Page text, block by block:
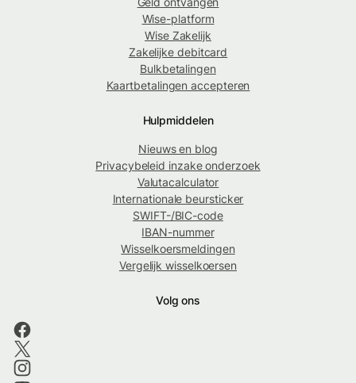
Wise-platform
Wise Zakelijk
Zakelijke debitcard
Bulkbetalingen
Kaartbetalingen accepteren
Hulpmiddelen
Nieuws en blog
Privacybeleid inzake onderzoek
Valutacalculator
Internationale beursticker
SWIFT-/BIC-code
IBAN-nummer
Wisselkoersmeldingen
Vergelijk wisselkoersen
Volg ons